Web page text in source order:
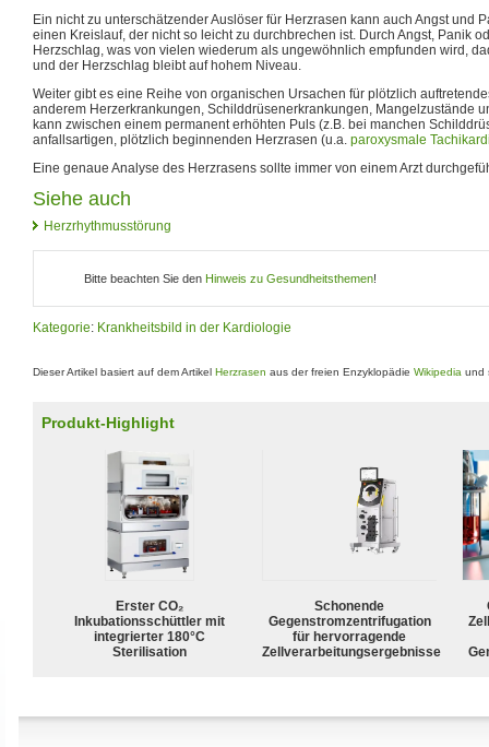
Ein nicht zu unterschätzender Auslöser für Herzrasen kann auch Angst und
einen Kreislauf, der nicht so leicht zu durchbrechen ist. Durch Angst, Panik
Herzschlag, was von vielen wiederum als ungewöhnlich empfunden wird,
und der Herzschlag bleibt auf hohem Niveau.
Weiter gibt es eine Reihe von organischen Ursachen für plötzlich
anderem Herzerkrankungen, Schilddrüsenerkrankungen, Mangelzustände
kann zwischen einem permanent erhöhten Puls (z.B. bei manchen
anfallsartigen, plötzlich beginnenden Herzrasen (u.a. paroxysmale
Eine genaue Analyse des Herzrasens sollte immer von einem Arzt
Siehe auch
Herzrhythmusstörung
Bitte beachten Sie den Hinweis zu Gesundheitsthemen!
Kategorie: Krankheitsbild in der Kardiologie
Dieser Artikel basiert auf dem Artikel Herzrasen aus der freien Enzyklopädie Wikipedia und
Produkt-Highlight
Erster CO₂
Inkubationsschüttler mit
integrierter 180°C
Sterilisation
Schonende
Gegenstromzentrifugation
für hervorragende
Zellverarbeitungsergebnisse